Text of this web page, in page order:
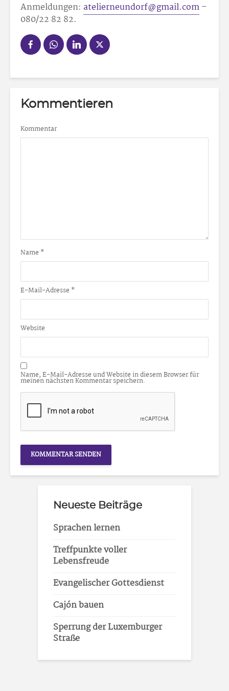
Anmeldungen: atelierneundorf@gmail.com–
080/22 82 82.
Kommentieren
Kommentar
Name *
E-Mail-Adresse *
Website
Name, E-Mail-Adresse und Website in diesem Browser für
meinen nächsten Kommentar speichern.
Neueste Beiträge
Sprachen lernen
Treffpunkte voller
Lebensfreude
Evangelischer Gottesdienst
Cajón bauen
Sperrung der Luxemburger
Straße